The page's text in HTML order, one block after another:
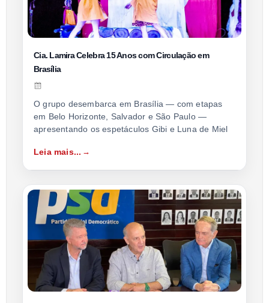
Cia. Lamira Celebra 15 Anos com Circulação em
Brasília
O grupo desembarca em Brasília — com etapas
em Belo Horizonte, Salvador e São Paulo —
apresentando os espetáculos Gibi e Luna de Miel
Leia mais...